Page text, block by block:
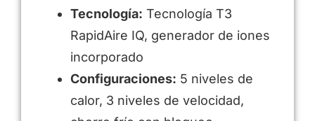
Tecnología: Tecnología T3
RapidAire IQ, generador de iones
incorporado
Configuraciones: 5 niveles de
calor, 3 niveles de velocidad,